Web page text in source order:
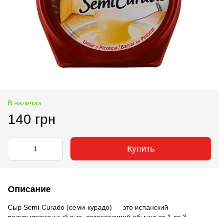
В наличии
140 грн
Купить
Описание
Сыр Semi-Curado (семи-курадо) — это испанский